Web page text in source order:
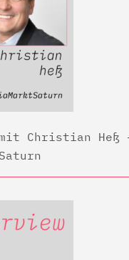
Christian Heß